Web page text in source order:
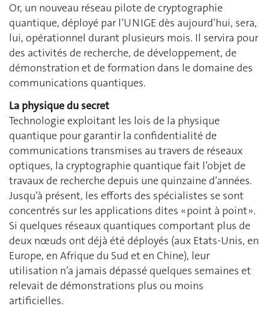
Or, un nouveau réseau pilote de cryptographie
quantique, déployé par l’UNIGE dès aujourd’hui, sera,
lui, opérationnel durant plusieurs mois. Il servira pour
des activités de recherche, de développement, de
démonstration et de formation dans le domaine des
communications quantiques.
La physique du secret
Technologie exploitant les lois de la physique
quantique pour garantir la confidentialité de
communications transmises au travers de réseaux
optiques, la cryptographie quantique fait l’objet de
travaux de recherche depuis une quinzaine d’années.
Jusqu’à présent, les efforts des spécialistes se sont
concentrés sur les applications dites « point à point ».
Si quelques réseaux quantiques comportant plus de
deux nœuds ont déjà été déployés (aux Etats-Unis, en
Europe, en Afrique du Sud et en Chine), leur
utilisation n’a jamais dépassé quelques semaines et
relevait de démonstrations plus ou moins
artificielles.